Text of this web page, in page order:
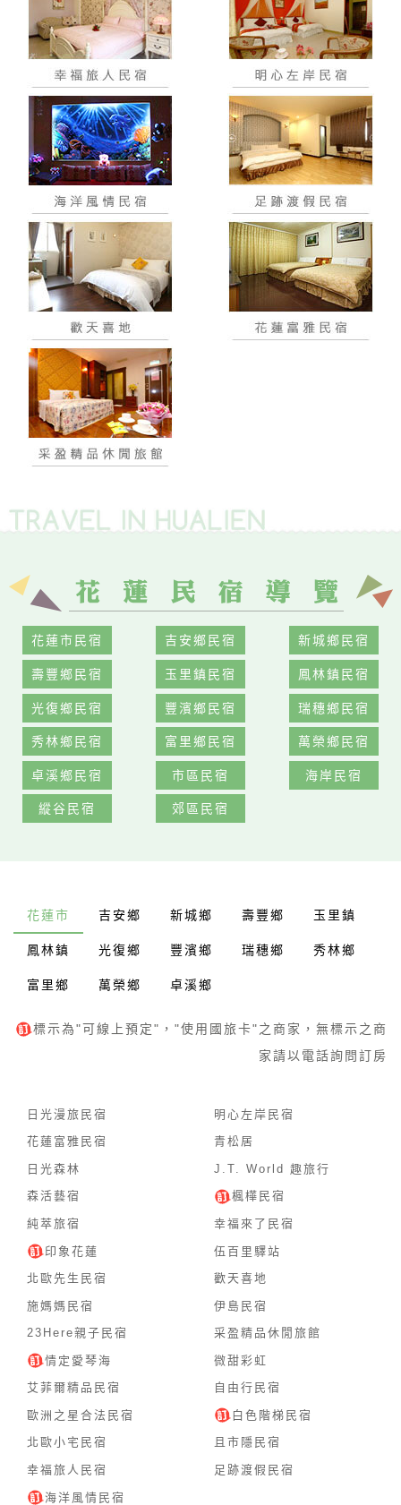
花蓮市民宿 吉安鄉民宿 新城鄉民宿
壽豐鄉民宿 玉里鎮民宿 鳳林鎮民宿
光復鄉民宿 豐濱鄉民宿 瑞穗鄉民宿
秀林鄉民宿 富里鄉民宿 萬榮鄉民宿
卓溪鄉民宿 市區民宿 海岸民宿
縱谷民宿 郊區民宿
花蓮市 吉安鄉 新城鄉 壽豐鄉 玉里鎮
鳳林鎮 光復鄉 豐濱鄉 瑞穗鄉 秀林鄉
富里鄉 萬榮鄉 卓溪鄉
標示為"可線上預定"，"使用國旅卡"之商家，無標示之商
家請以電話詢問訂房
日光漫旅民宿 明心左岸民宿
花蓮富雅民宿 青松居
日光森林 J.T. World 趣旅行
森活藝宿 楓樺民宿
純萃旅宿 幸福來了民宿
印象花蓮 伍百里驛站
北歐先生民宿 歡天喜地
施媽媽民宿 伊島民宿
23Here親子民宿 采盈精品休閒旅館
情定愛琴海 微甜彩虹
艾菲爾精品民宿 自由行民宿
歐洲之星合法民宿 白色階梯民宿
北歐小宅民宿 且市隱民宿
幸福旅人民宿 足跡渡假民宿
海洋風情民宿